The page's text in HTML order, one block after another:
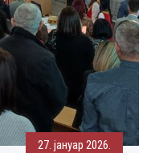
27. јануар 2026.